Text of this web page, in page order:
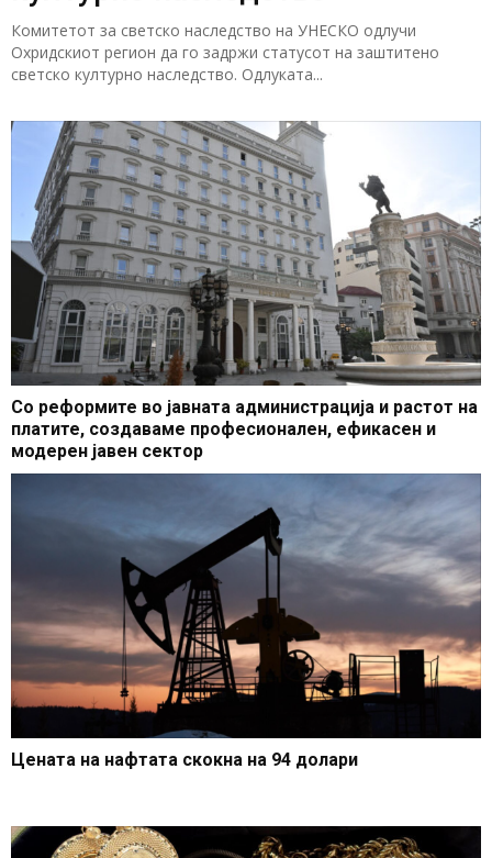
Комитетот за светско наследство на УНЕСКО одлучи
Охридскиот регион да го задржи статусот на заштитено
светско културно наследство. Одлуката...
Со реформите во јавната администрација и растот на
платите, создаваме професионален, ефикасен и
модерен јавен сектор
Цената на нафтата скокна на 94 долари